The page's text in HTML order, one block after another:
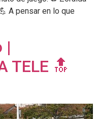
A pensar en lo que
|
TELE 🔝